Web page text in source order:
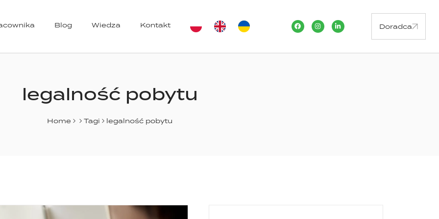
Blog Wiedza Kontakt Doradca
legalność pobytu
Home Tagi legalność pobytu